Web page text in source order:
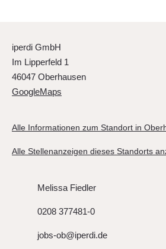
iperdi GmbH
Im Lipperfeld 1
46047 Oberhausen
GoogleMaps
Alle Informationen zum Standort in
Alle Stellenanzeigen dieses Standorts
Melissa Fiedler
0208 377481-0
jobs-ob@iperdi.de